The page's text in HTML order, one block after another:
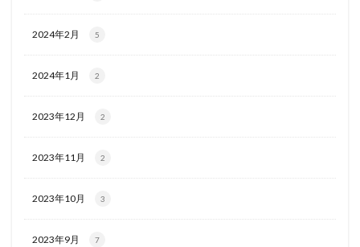
2024年2月 5
2024年1月 2
2023年12月 2
2023年11月 2
2023年10月 3
2023年9月 7